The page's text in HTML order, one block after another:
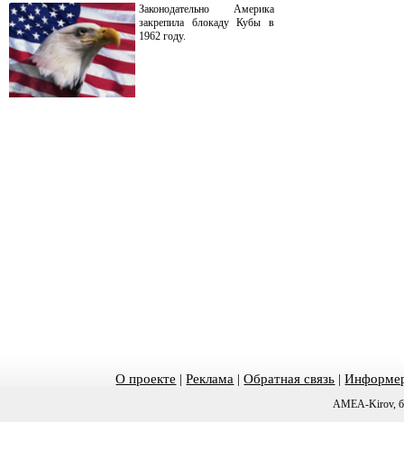
Законодательно Америка
закрепила блокаду Кубы в
1962 году.
О проекте |Реклама |Обратная связь |
AMEA-Kirov,